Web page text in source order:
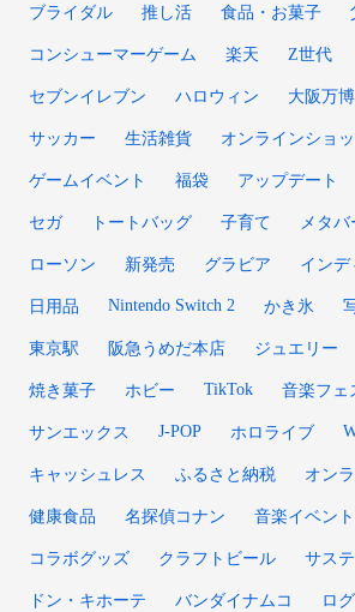
ブライダル 推し活 食品・お菓子
コンシューマーゲーム 楽天 Z世代
セブンイレブン ハロウィン 大阪万博
サッカー 生活雑貨 オンラインショ
ゲームイベント 福袋 アップデート
セガ トートバッグ 子育て メタバ
ローソン 新発売 グラビア インデ
日用品 Nintendo Switch 2 かき氷
東京駅 阪急うめだ本店 ジュエリー
焼き菓子 ホビー TikTok 音楽フェ
サンエックス J-POP ホロライブ
キャッシュレス ふるさと納税 オン
健康食品 名探偵コナン 音楽イベント
コラボグッズ クラフトビール サス
ドン・キホーテ バンダイナムコ ロ